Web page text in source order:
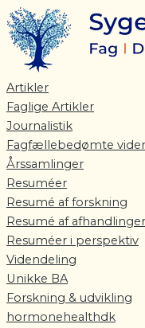
Gå
til
indholdet
Artikler
Faglige Artikler
Journalistik
Fagfællebedømte
Årssamlinger
Resuméer
Resumé af forskning
Resumé af afhandlinger
Resuméer i perspektiv
Videndeling
Unikke BA
Forskning & udvikling
hormonehealthdk